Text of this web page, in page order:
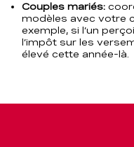
Couples mariés:
modèles avec votre
exemple, si l’un
l’impôt sur les
élevé cette année-là.